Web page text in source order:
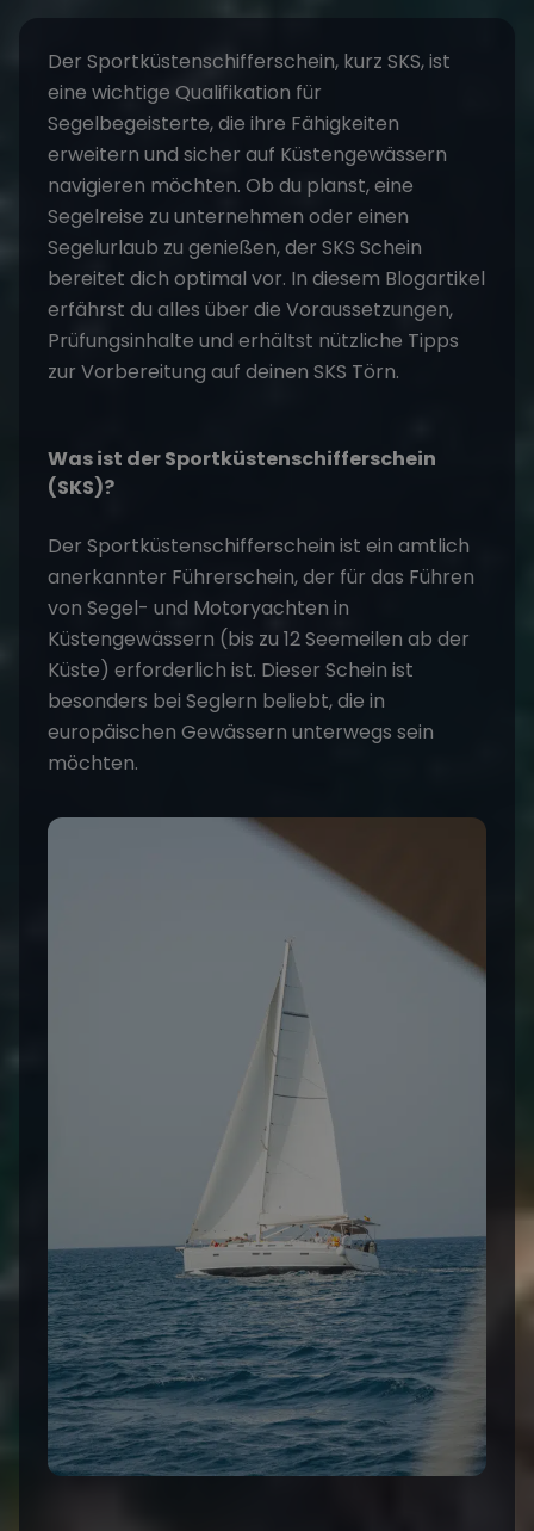
Der Sportküstenschifferschein, kurz SKS, ist
eine wichtige Qualifikation für
Segelbegeisterte, die ihre Fähigkeiten
erweitern und sicher auf Küstengewässern
navigieren möchten. Ob du planst, eine
Segelreise zu unternehmen oder einen
Segelurlaub zu genießen, der SKS Schein
bereitet dich optimal vor. In diesem Blogartikel
erfährst du alles über die Voraussetzungen,
Prüfungsinhalte und erhältst nützliche Tipps
zur Vorbereitung auf deinen SKS Törn.
Was ist der Sportküstenschifferschein
(SKS)?
Der Sportküstenschifferschein ist ein amtlich
anerkannter Führerschein, der für das Führen
von Segel- und Motoryachten in
Küstengewässern (bis zu 12 Seemeilen ab der
Küste) erforderlich ist. Dieser Schein ist
besonders bei Seglern beliebt, die in
europäischen Gewässern unterwegs sein
möchten.